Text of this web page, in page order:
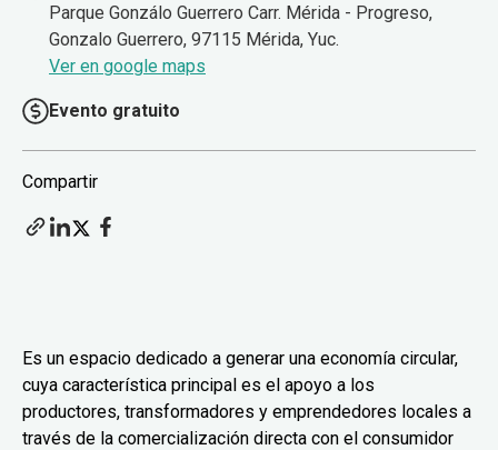
Parque Gonzálo Guerrero Carr. Mérida - Progreso,
Gonzalo Guerrero, 97115 Mérida, Yuc.
Ver en google maps
Evento gratuito
Compartir
Es un espacio dedicado a generar una economía circular,
cuya característica principal es el apoyo a los
productores, transformadores y emprendedores locales a
través de la comercialización directa con el consumidor